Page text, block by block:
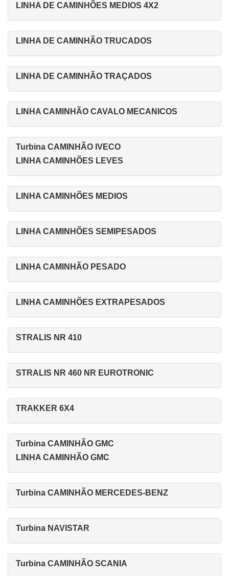
LINHA DE CAMINHÕES MEDIOS 4X2
LINHA DE CAMINHÃO TRUCADOS
LINHA DE CAMINHÃO TRAÇADOS
LINHA CAMINHÃO CAVALO MECANICOS
Turbina CAMINHÃO IVECO
LINHA CAMINHÕES LEVES
LINHA CAMINHÕES MEDIOS
LINHA CAMINHÕES SEMIPESADOS
LINHA CAMINHÃO PESADO
LINHA CAMINHÕES EXTRAPESADOS
STRALIS NR 410
STRALIS NR 460 NR EUROTRONIC
TRAKKER 6X4
Turbina CAMINHÃO GMC
LINHA CAMINHÃO GMC
Turbina CAMINHÃO MERCEDES-BENZ
Turbina NAVISTAR
Turbina CAMINHÃO SCANIA